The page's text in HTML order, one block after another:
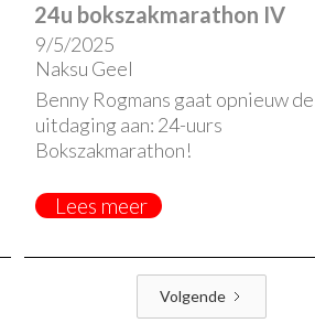
24u bokszakmarathon IV
9/5/2025
Naksu Geel
Benny Rogmans gaat opnieuw de
uitdaging aan: 24-uurs
Bokszakmarathon!
Lees meer
Volgende